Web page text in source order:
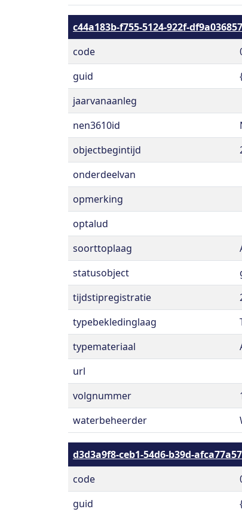
c44a183b-f755-5124-922f-
code
guid
jaarvanaanleg
nen3610id
objectbegintijd
onderdeelvan
opmerking
optalud
soorttoplaag
statusobject
tijdstipregistratie
typebekledinglaag
typemateriaal
url
volgnummer
waterbeheerder
d3d3a9f8-ceb1-54d6-b39d-
code
guid